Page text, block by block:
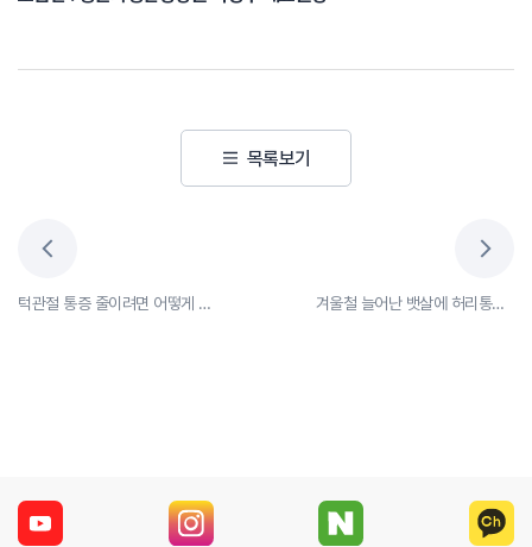
턱관절 통증 줄이려면 어떻게 해야 할까?
목록보기
겨울철 늘어난 뱃살에 허리통증 악화...허리디스크 치료하고 뱃살빼는법